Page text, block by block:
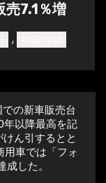
7.1％増
,
の新車販売台
年以降最高を記
ん引するとと
用車では「フォ
した。